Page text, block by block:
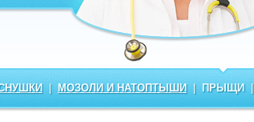
| МОЗОЛИ И НАТОПТЫШИ | ПРЫЩИ |